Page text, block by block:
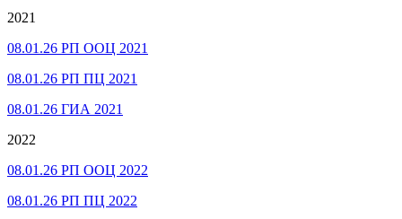
2021
08.01.26 РП ООЦ 2021
08.01.26 РП ПЦ 2021
08.01.26 ГИА 2021
2022
08.01.26 РП ООЦ 2022
08.01.26 РП ПЦ 2022